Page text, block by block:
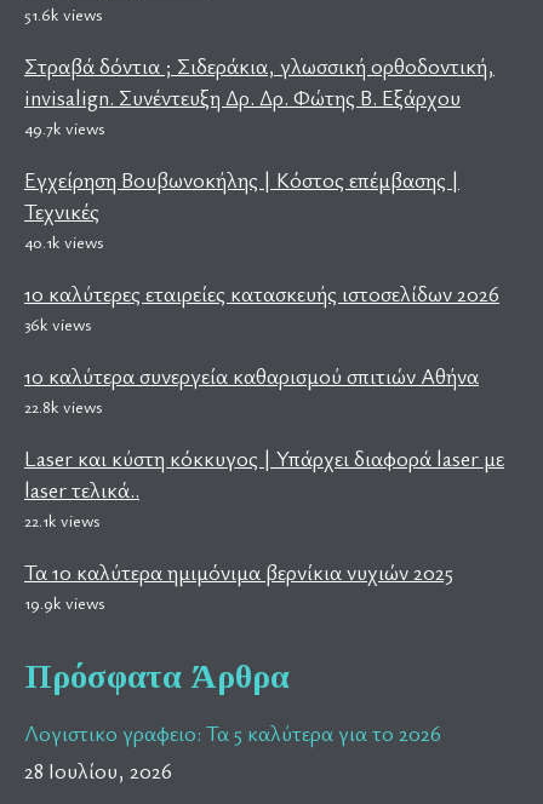
51.6k views
Στραβά δόντια ; Σιδεράκια, γλωσσική ορθοδοντική,
invisalign. Συνέντευξη Δρ. Δρ. Φώτης Β. Εξάρχου
49.7k views
Εγχείρηση Βουβωνοκήλης | Κόστος επέμβασης |
Τεχνικές
40.1k views
10 καλύτερες εταιρείες κατασκευής ιστοσελίδων 2026
36k views
10 καλύτερα συνεργεία καθαρισμού σπιτιών Αθήνα
22.8k views
Laser και κύστη κόκκυγος | Υπάρχει διαφορά laser με
laser τελικά..
22.1k views
Τα 10 καλύτερα ημιμόνιμα βερνίκια νυχιών 2025
19.9k views
Πρόσφατα Άρθρα
Λογιστικο γραφειο: Τα 5 καλύτερα για το 2026
28 Ιουλίου, 2026